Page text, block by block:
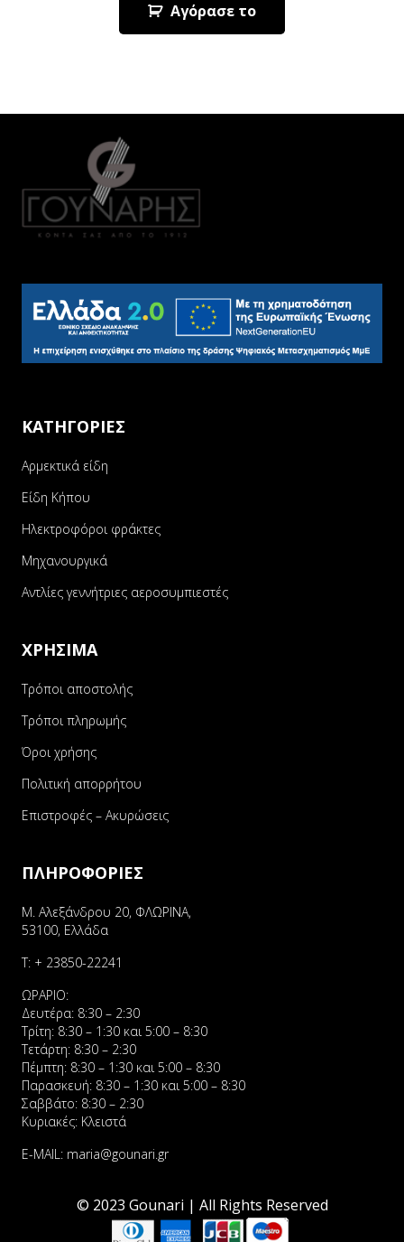
Αγόρασε το
ΚΑΤΗΓΟΡΙΕΣ
Αρμεκτικά είδη
Είδη Κήπου
Ηλεκτροφόροι φράκτες
Μηχανουργικά
Αντλίες γεννήτριες αεροσυμπιεστές
ΧΡΗΣΙΜΑ
Τρόποι αποστολής
Τρόποι πληρωμής
Όροι χρήσης
Πολιτική απορρήτου
Επιστροφές – Ακυρώσεις
ΠΛΗΡΟΦΟΡΙΕΣ
Μ. Αλεξάνδρου 20, ΦΛΩΡΙΝΑ,
53100, Ελλάδα
Τ: + 23850-22241
ΩΡΑΡΙΟ:
Δευτέρα: 8:30 – 2:30
Τρίτη: 8:30 – 1:30 και 5:00 – 8:30
Τετάρτη: 8:30 – 2:30
Πέμπτη: 8:30 – 1:30 και 5:00 – 8:30
Παρασκευή: 8:30 – 1:30 και 5:00 – 8:30
Σαββάτο: 8:30 – 2:30
Κυριακές: Κλειστά
E-MAIL: maria@gounari.gr
© 2023 Gounari | All Rights Reserved